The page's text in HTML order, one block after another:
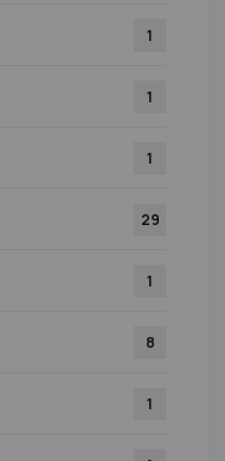
1
1
1
29
1
8
1